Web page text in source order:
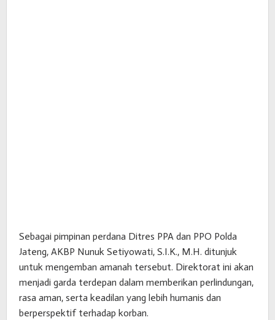
Sebagai pimpinan perdana Ditres PPA dan PPO Polda
Jateng, AKBP Nunuk Setiyowati, S.I.K., M.H. ditunjuk
untuk mengemban amanah tersebut. Direktorat ini akan
menjadi garda terdepan dalam memberikan perlindungan,
rasa aman, serta keadilan yang lebih humanis dan
berperspektif terhadap korban.